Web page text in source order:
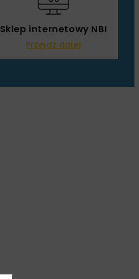
Sklep internetowy NBI
Przejdź dalej